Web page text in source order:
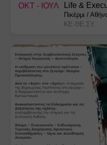
ΟΚΤ - ΙΟΥΛ Life &
Πικέρμι /
ΚΕ.ΘΕ.ΣΥ.